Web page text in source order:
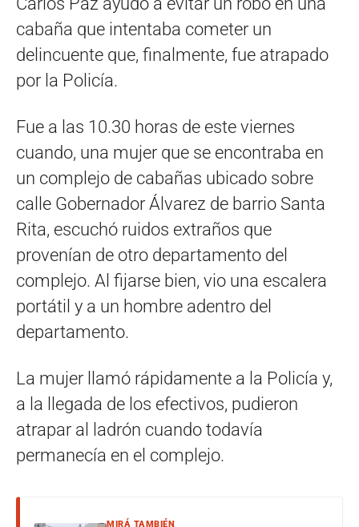
cabaña que intentaba cometer un
delincuente que, finalmente, fue atrapado
por la Policía.
Fue a las 10.30 horas de este viernes
cuando, una mujer que se encontraba en
un complejo de cabañas ubicado sobre
calle Gobernador Álvarez de barrio Santa
Rita, escuchó ruidos extraños que
provenían de otro departamento del
complejo. Al fijarse bien, vio una escalera
portátil y a un hombre adentro del
departamento.
La mujer llamó rápidamente a la Policía y,
a la llegada de los efectivos, pudieron
atrapar al ladrón cuando todavía
permanecía en el complejo.
MIRÁ TAMBIÉN